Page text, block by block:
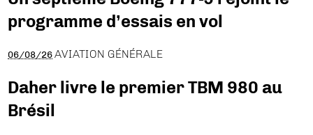
programme d’essais en vol
06/08/26 AVIATION GÉNÉRALE
Daher livre le premier TBM 980 au
Brésil